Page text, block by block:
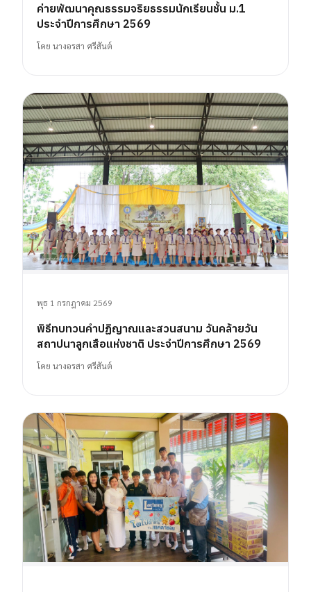
ค่ายพัฒนาคุณธรรมจริยธรรมนักเรียนชั้น ม.1
ประจำปีการศึกษา 2569
โดย นางอรสา ศรีสันต์
พุธ 1 กรกฎาคม 2569
พิธีทบทวนคำปฏิญาณและสวนสนาม วันคล้ายวัน
สถาปนาลูกเสือแห่งชาติ ประจำปีการศึกษา 2569
โดย นางอรสา ศรีสันต์